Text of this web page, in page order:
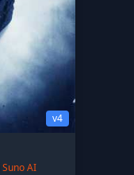
v4
Suno AI